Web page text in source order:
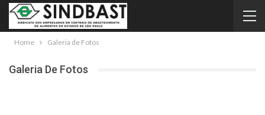
Home Galeria de Fotos
Galeria De Fotos